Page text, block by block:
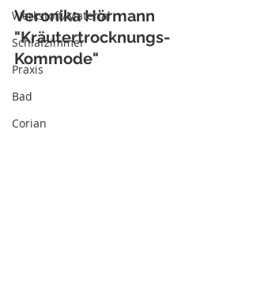
Werkstoff/Material
Schlafzimmer
Praxis
Bad
Corian
Veronika Hörmann
"Kräutertrocknungs-
Kommode"